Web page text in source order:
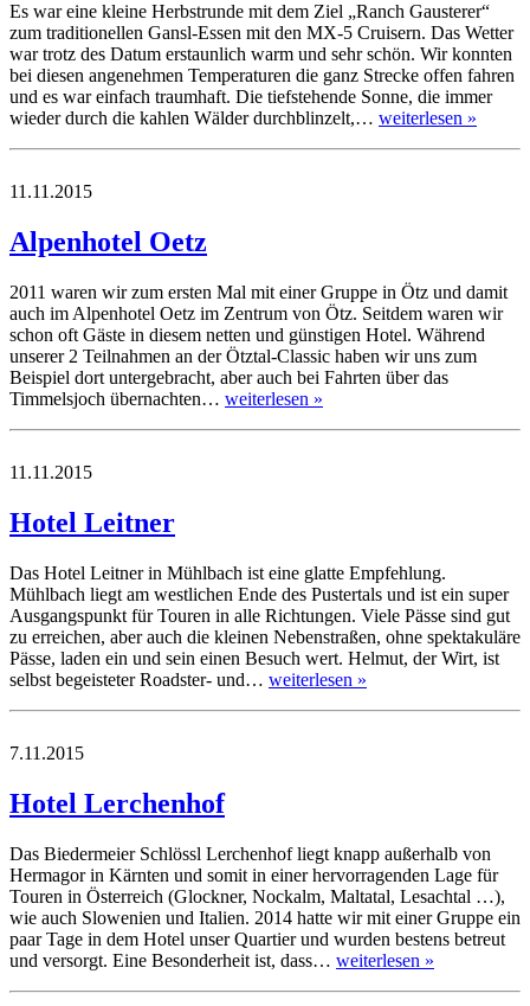
Es war eine kleine Herbstrunde mit dem Ziel „Ranch Gausterer“
zum traditionellen Gansl-Essen mit den MX-5 Cruisern. Das Wetter
war trotz des Datum erstaunlich warm und sehr schön. Wir konnten
bei diesen angenehmen Temperaturen die ganz Strecke offen fahren
und es war einfach traumhaft. Die tiefstehende Sonne, die immer
wieder durch die kahlen Wälder durchblinzelt,… weiterlesen »
11.11.2015
Alpenhotel Oetz
2011 waren wir zum ersten Mal mit einer Gruppe in Ötz und damit
auch im Alpenhotel Oetz im Zentrum von Ötz. Seitdem waren wir
schon oft Gäste in diesem netten und günstigen Hotel. Während
unserer 2 Teilnahmen an der Ötztal-Classic haben wir uns zum
Beispiel dort untergebracht, aber auch bei Fahrten über das
Timmelsjoch übernachten… weiterlesen »
11.11.2015
Hotel Leitner
Das Hotel Leitner in Mühlbach ist eine glatte Empfehlung.
Mühlbach liegt am westlichen Ende des Pustertals und ist ein super
Ausgangspunkt für Touren in alle Richtungen. Viele Pässe sind gut
zu erreichen, aber auch die kleinen Nebenstraßen, ohne spektakuläre
Pässe, laden ein und sein einen Besuch wert. Helmut, der Wirt, ist
selbst begeisteter Roadster- und… weiterlesen »
7.11.2015
Hotel Lerchenhof
Das Biedermeier Schlössl Lerchenhof liegt knapp außerhalb von
Hermagor in Kärnten und somit in einer hervorragenden Lage für
Touren in Österreich (Glockner, Nockalm, Maltatal, Lesachtal …),
wie auch Slowenien und Italien. 2014 hatte wir mit einer Gruppe ein
paar Tage in dem Hotel unser Quartier und wurden bestens betreut
und versorgt. Eine Besonderheit ist, dass… weiterlesen »